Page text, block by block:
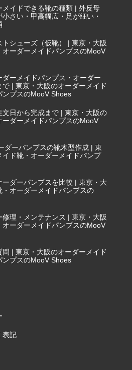
メイドできる靴の種類 | 外反母
さい・甲高幅広・足が細い・
トシューズ（仮靴） | 東京・大阪
ーダーメイドパンプスのMooV
ダーメイドパンプス・オーダー
| 東京・大阪のオーダーメイド
プスのMooV Shoes
文日から完成まで | 東京・大阪の
ーダーメイドパンプスのMooV
ダーパンプスの靴木型作成 | 東
ド靴・オーダーメイドパンプ
ーダーパンプスを比較 | 東京・大
・オーダーメイドパンプスの
修理・メンテナンス | 東京・大阪
ーダーメイドパンプスのMooV
問 | 東京・大阪のオーダーメイド
プスのMooV Shoes
表記